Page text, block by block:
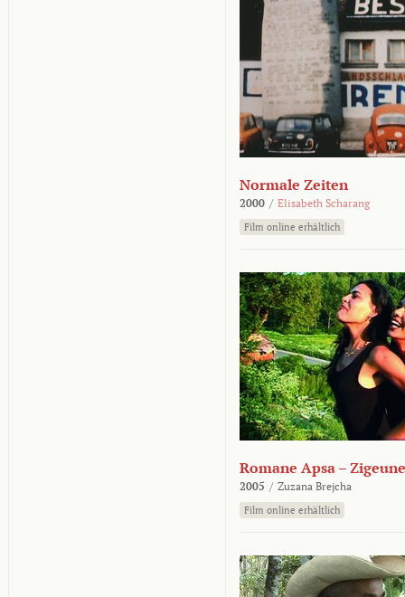
Normale Zeiten
2000 / Elisabeth Scharang
Film online erhältlich
Romane Apsa –
2005 / Zuzana Brejcha
Film online erhältlich